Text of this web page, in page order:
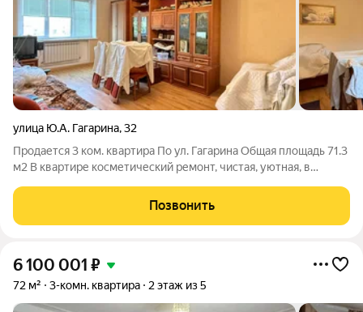
улица Ю.А. Гагарина,32
Продается 3 ком. квартира По ул. Гагарина Общая площадь 71.3
м2 В квартире косметический ремонт, чистая, уютная, в
проживания семьи. Изолированная планировка, раздельный
санузел. Кухня
Позвонить
6 100 001 ₽
72 м² 3-комн. квартира 2 этаж из 5